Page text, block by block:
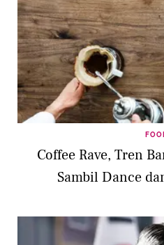
Coffee Rave, Tren
Sambil Dance